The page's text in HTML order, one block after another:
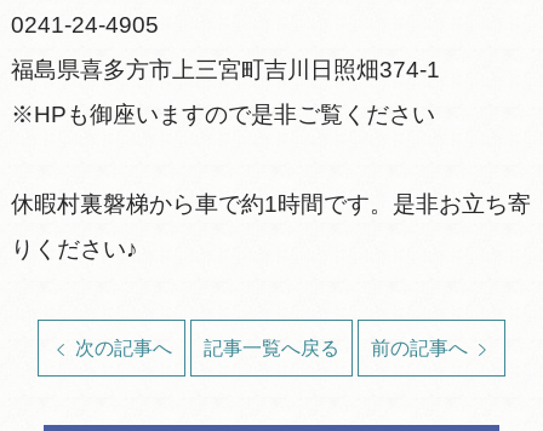
0241-24-4905
福島県喜多方市上三宮町吉川日照畑374-1
※HPも御座いますので是非ご覧ください
休暇村裏磐梯から車で約1時間です。是非お立ち寄
りください♪
次の記事へ 記事一覧へ戻る 前の記事へ